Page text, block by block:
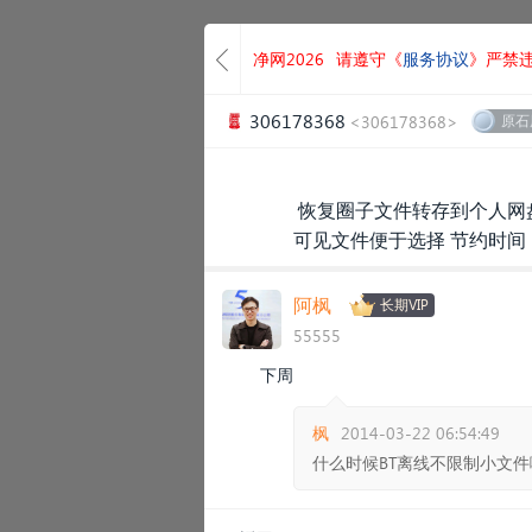
净网2026 请遵守《服务协议》严禁
306178368 <306178368> 原
恢复圈子文件转存到个人网
可见文件便于选择 节约时间
阿枫 长期VIP
55555
下周
枫 2014-03-22 06:54:49
什么时候BT离线不限制小文